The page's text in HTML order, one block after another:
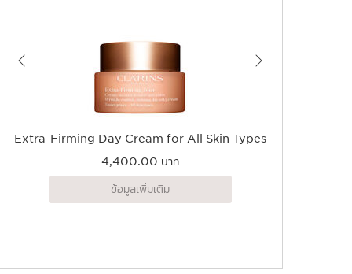
Extra-Firming Day Cream for All Skin Types
4,400.00 บาท
ข้อมูลเพิ่มเติม